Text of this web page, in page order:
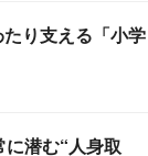
り支える「小学
潜む“人身取